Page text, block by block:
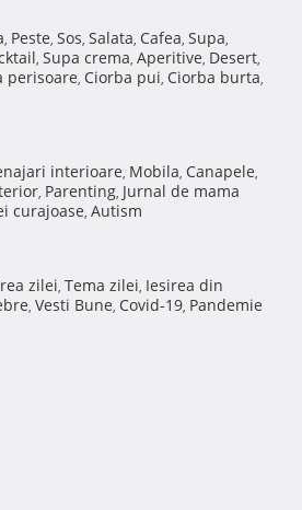
, Peste, Sos, Salata, Cafea, Supa,
, Supa crema, Aperitive, Desert,
perisoare, Ciorba pui, Ciorba burta,
interioare, Mobila, Canapele,
, Parenting, Jurnal de mama
curajoase, Autism
zilei, Tema zilei, Iesirea din
, Vesti Bune, Covid-19, Pandemie